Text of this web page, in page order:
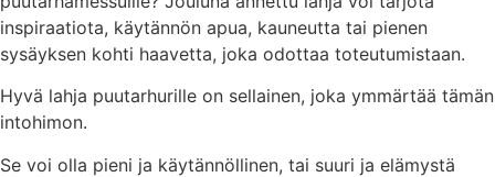
inspiraatiota, käytännön apua, kauneutta tai pienen
sysäyksen kohti haavetta, joka odottaa toteutumistaan.
Hyvä lahja puutarhurille on sellainen, joka ymmärtää tämän
intohimon.
Se voi olla pieni ja käytännöllinen, tai suuri ja elämystä